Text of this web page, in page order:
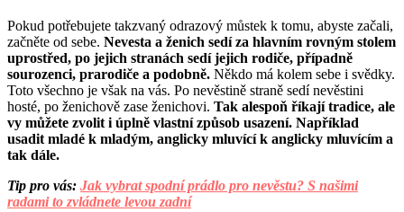
Pokud potřebujete takzvaný odrazový můstek k tomu, abyste začali,
začněte od sebe. Nevesta a ženich sedí za hlavním rovným stolem
uprostřed, po jejich stranách sedí jejich rodiče, případně
sourozenci, prarodiče a podobně. Někdo má kolem sebe i svědky.
Toto všechno je však na vás. Po nevěstině straně sedí nevěstini
hosté, po ženichově zase ženichovi. Tak alespoň říkají tradice, ale
vy můžete zvolit i úplně vlastní způsob usazení. Například
usadit mladé k mladým, anglicky mluvící k anglicky mluvícím a
tak dále.
Tip pro vás: Jak vybrat spodní prádlo pro nevěstu? S našimi
radami to zvládnete levou zadní